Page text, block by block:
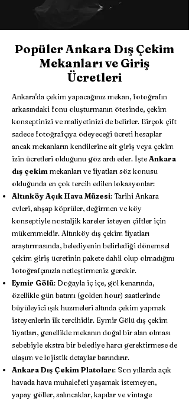
Popüler Ankara Dış Çekim
Mekanları ve Giriş
Ücretleri
Ankara'da çekim yapacağınız mekan, fotoğrafın
arkasındaki fonu oluşturmanın ötesinde, çekim
konseptinizi ve maliyetinizi de belirler. Birçok çift
sadece fotoğrafçıya ödeyeceği ücreti hesaplar
ancak mekanların kendilerine ait giriş veya çekim
izin ücretleri olduğunu göz ardı eder. İşte Ankara
dış çekim mekanları ve fiyatları söz konusu
olduğunda en çok tercih edilen lokasyonlar:
Altınköy Açık Hava Müzesi: Tarihi Ankara
evleri, ahşap köprüler, değirmen ve köy
konseptiyle nostaljik kareler isteyen çiftler için
mükemmeldir. Altınköy dış çekim fiyatları
araştırmasında, belediyenin belirlediği dönemsel
çekim giriş ücretinin pakete dahil olup olmadığını
fotoğrafçınızla netleştirmeniz gerekir.
Eymir Gölü: Doğayla iç içe, göl kenarında,
özellikle gün batımı (golden hour) saatlerinde
büyüleyici ışık huzmeleri altında çekim yapmak
isteyenlerin ilk tercihidir. Eymir Gölü dış çekim
fiyatları, genellikle mekanın doğal bir alan olması
sebebiyle ekstra bir belediye harcı gerektirmese de
ulaşım ve lojistik detaylar barındırır.
Ankara Dış Çekim Platoları: Son yıllarda açık
havada hava muhalefeti yaşamak istemeyen,
yapay göller, salıncaklar, kapılar ve vintage